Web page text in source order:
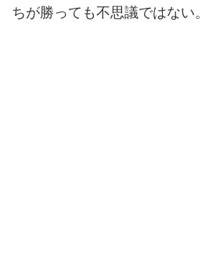
ちが勝っても不思議ではない。